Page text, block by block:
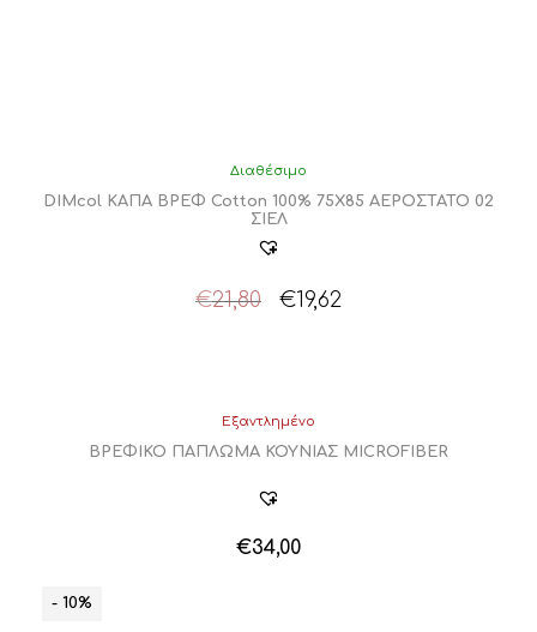
Διαθέσιμο
DIMcol ΚΑΠΑ ΒΡΕΦ Cotton 100% 75X85 ΑΕΡΟΣΤΑΤΟ 02
ΣΙΕΛ
€21,80
Original
€19,62
Εξαντλημένο
ΒΡΕΦΙΚΟ ΠΑΠΛΩΜΑ ΚΟΥΝΙΑΣ MICROFIBER
€34,00
- 10%